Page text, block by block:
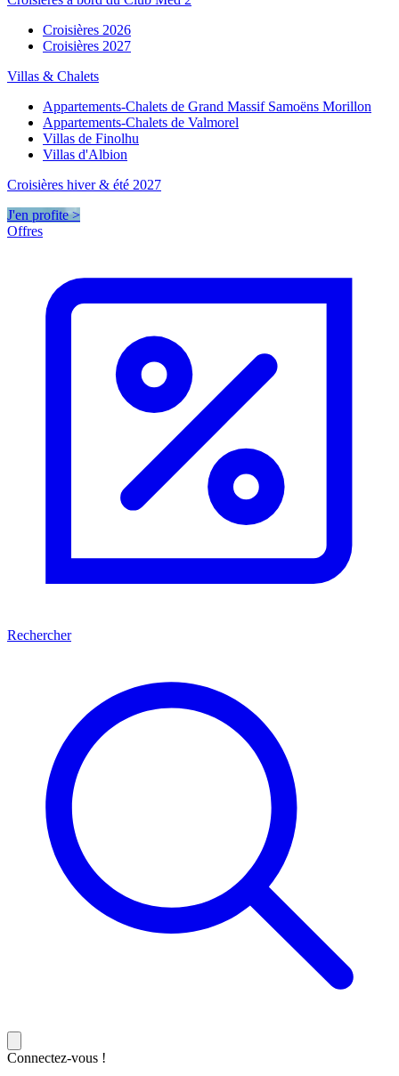
Croisières 2026
Croisières 2027
Villas & Chalets
Appartements-Chalets de Grand Massif Samoëns Morillon
Appartements-Chalets de Valmorel
Villas de Finolhu
Villas d'Albion
Croisières hiver & été 2027
J'en profite >
Offres
Rechercher
Connectez-vous !